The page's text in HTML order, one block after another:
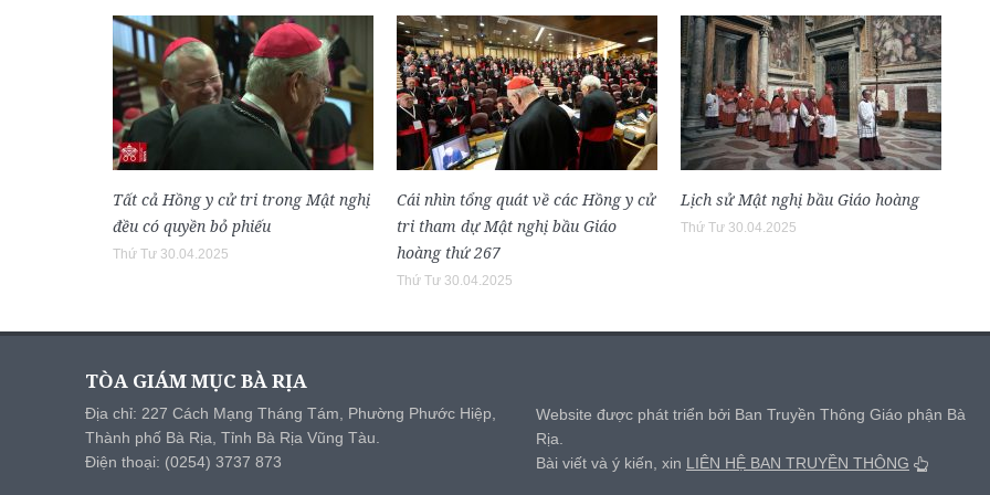
Tất cả Hồng y cử tri trong Mật nghị
đều có quyền bỏ phiếu
Thứ Tư 30.04.2025
Cái nhìn tổng quát về các Hồng y cử
tri tham dự Mật nghị bầu Giáo
hoàng thứ 267
Thứ Tư 30.04.2025
Lịch sử Mật nghị bầu Giáo hoàng
Thứ Tư 30.04.2025
TÒA GIÁM MỤC BÀ RỊA
Địa chỉ: 227 Cách Mạng Tháng Tám, Phường Phước Hiệp,
Thành phố Bà Rịa, Tỉnh Bà Rịa Vũng Tàu.
Điện thoại: (0254) 3737 873
Website được phát triển bởi Ban Truyền Thông Giáo phận Bà
Rịa.
Bài viết và ý kiến, xin LIÊN HỆ BAN TRUYỀN THÔNG